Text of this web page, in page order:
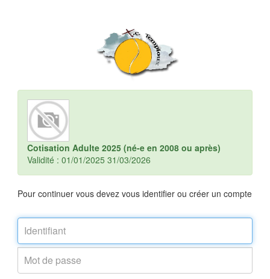
Cotisation Adulte 2025 (né-e en 2008 ou après)
Validité : 01/01/2025 31/03/2026
Pour continuer vous devez vous identifier ou créer un compte